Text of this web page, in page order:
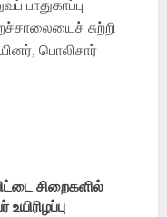
பாதுகாப்பு
சுற்றி
பொலிசார்
சிறைகளில்